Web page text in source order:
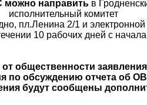
можно направить в
исполнительный комитет
пл.Ленина 2/1 и электронной
10 рабочих дней с
от общественности
по обсуждению отчета об
будут сообщены